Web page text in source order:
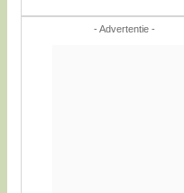
- Advertentie -